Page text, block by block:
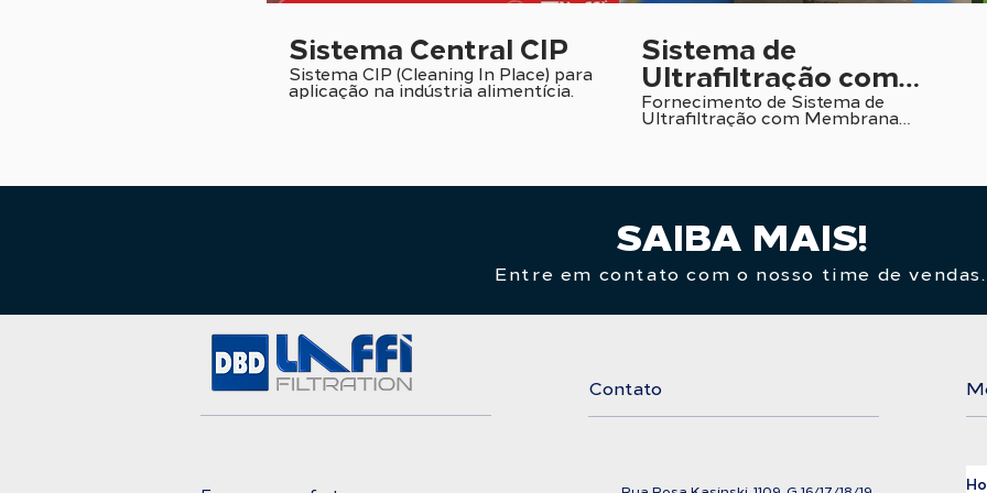
Sistema Central CIP
Sistema CIP (Cleaning In Place) para
aplicação na indústria alimentícia.
Sistema de
Ultrafiltração com
Membrana Cerâmica
Fornecimento de Sistema de
Ultrafiltração com Membrana
Cerâmica para a Indústria
SAIBA MAIS!
Entre em contato com o nosso time de vendas.
Contato